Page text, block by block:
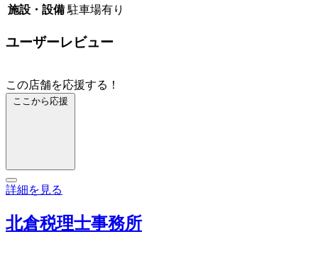
施設・設備 駐車場有り
ユーザーレビュー
この店舗を応援する！
ここから応援
詳細を見る
北倉税理士事務所